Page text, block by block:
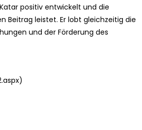
positiv entwickelt und die
Beitrag leistet. Er lobt gleichzeitig die
und der Förderung des